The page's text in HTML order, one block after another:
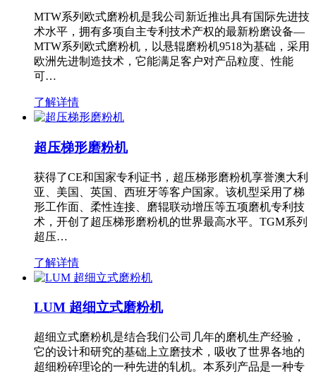
MTW系列欧式磨粉机是我公司新近推出具有国际先进技
术水平，拥有多项自主专利技术产权的最新粉磨设备—
MTW系列欧式磨粉机，以悬辊磨粉机9518为基础，采用
欧洲先进制造技术，它能满足客户对产品粒度、性能
可…
了解详情
超压梯形磨粉机
获得了CE和国家专利证书，超压梯形磨粉机享誉澳大利
亚、美国、英国、西班牙等客户国家。该机型采用了梯
形工作面、柔性连接、磨辊联动增压等五项磨机专利技
术，开创了超压梯形磨粉机的世界最高水平。TGM系列
超压…
了解详情
LUM 超细立式磨粉机
超细立式磨粉机是结合我们公司几年的磨机生产经验，
它的设计和研究的基础上立磨技术，吸收了世界各地的
超细粉碎理论的一种先进的轧机。本系列产品是一种专